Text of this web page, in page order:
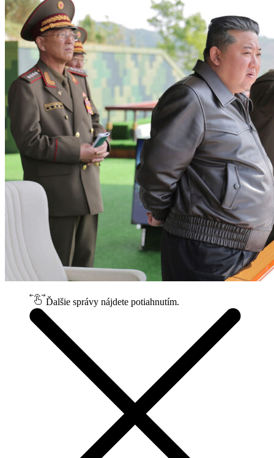
Ďalšie správy nájdete potiahnutím.